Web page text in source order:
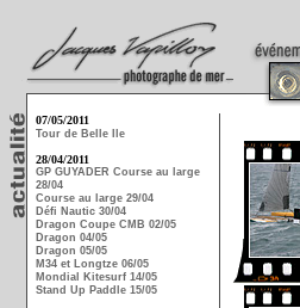
07/05/2011
Tour de Belle Ile
28/04/2011
GP GUYADER Course au large
28/04
Course au large 29/04
Défi Nautic 30/04
Dragon Coupe CMB 02/05
Dragon 04/05
Dragon 05/05
M34 et Longtze 06/05
Mondial Kitesurf 14/05
Stand Up Paddle 15/05